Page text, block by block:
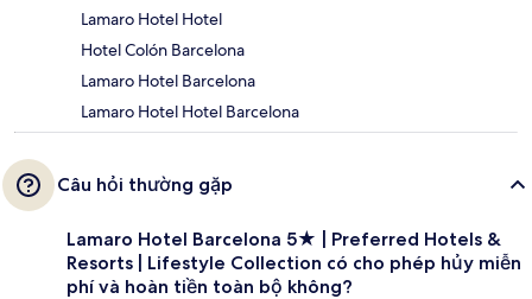
Lamaro Hotel Hotel
Hotel Colón Barcelona
Lamaro Hotel Barcelona
Lamaro Hotel Hotel Barcelona
Câu hỏi thường gặp
Lamaro Hotel Barcelona 5★ | Preferred Hotels &
Resorts | Lifestyle Collection có cho phép hủy miễn
phí và hoàn tiền toàn bộ không?